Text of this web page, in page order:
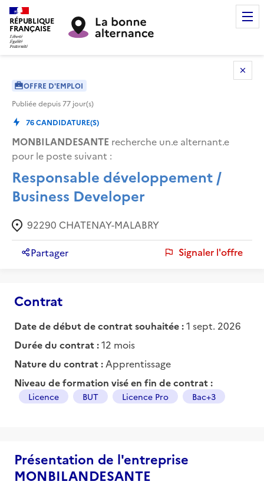
RÉPUBLIQUE
FRANÇAISE
OFFRE D'EMPLOI
Publiée depuis77 jour(s)
76CANDIDATURE(S)
MONBILANDESANTE recherche un.e alternant.e
pour le poste suivant :
Responsable développement /
Business Developer
92290 CHATENAY-MALABRY
Partager Signaler l'offre
Contrat
Date de début de contrat souhaitée :1 sept. 2026
Durée du contrat :12 mois
Nature du contrat : Apprentissage
Niveau de formation visé en fin de contrat :
Licence BUT Licence Pro Bac+3
Présentation de l'entreprise
MONBILANDESANTE